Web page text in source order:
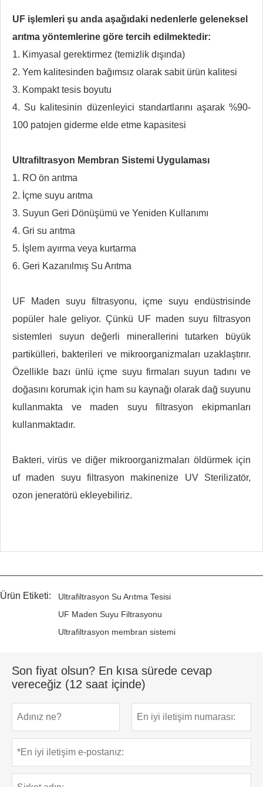
UF işlemleri şu anda aşağıdaki nedenlerle geleneksel
arıtma yöntemlerine göre tercih edilmektedir:
1. Kimyasal gerektirmez (temizlik dışında)
2. Yem kalitesinden bağımsız olarak sabit ürün kalitesi
3. Kompakt tesis boyutu
4. Su kalitesinin düzenleyici standartlarını aşarak %90-
100 patojen giderme elde etme kapasitesi
Ultrafiltrasyon Membran Sistemi Uygulaması
1. RO ön arıtma
2. İçme suyu arıtma
3. Suyun Geri Dönüşümü ve Yeniden Kullanımı
4. Gri su arıtma
5. İşlem ayırma veya kurtarma
6. Geri Kazanılmış Su Arıtma
UF Maden suyu filtrasyonu, içme suyu endüstrisinde
popüler hale geliyor. Çünkü UF maden suyu filtrasyon
sistemleri suyun değerli minerallerini tutarken büyük
partikülleri, bakterileri ve mikroorganizmaları uzaklaştırır.
Özellikle bazı ünlü içme suyu firmaları suyun tadını ve
doğasını korumak için ham su kaynağı olarak dağ suyunu
kullanmakta ve maden suyu filtrasyon ekipmanları
kullanmaktadır.
Bakteri, virüs ve diğer mikroorganizmaları öldürmek için
uf maden suyu filtrasyon makinenize UV ​​Sterilizatör,
ozon jeneratörü ekleyebiliriz.
Ürün Etiketi:
Ultrafiltrasyon Su Arıtma Tesisi
UF Maden Suyu Filtrasyonu
Ultrafiltrasyon membran sistemi
Son fiyat olsun? En kısa sürede cevap
vereceğiz (12 saat içinde)